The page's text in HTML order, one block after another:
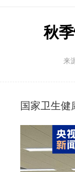
秋
来
国家卫生健康